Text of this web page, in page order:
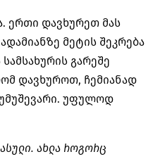
ერთი დავხურეთ მას
მეტის შეკრება
გარეშე
დავხუროთ, ჩემიანად
უმუშევარი. უფულოდ
ახლა როგორც